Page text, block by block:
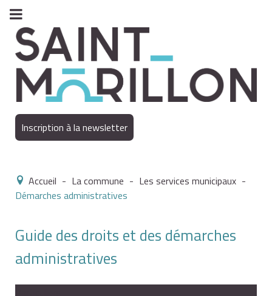
Inscription à la newsletter
Accueil - La commune - Les services municipaux -
Démarches administratives
Guide des droits et des démarches
administratives